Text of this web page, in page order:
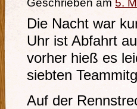
Geschrieben am 5.
Die Nacht war
Uhr ist Abfahrt
vorher hieß es
siebten
Auf der